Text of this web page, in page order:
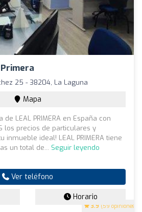
3.9 (59 opiniones)
25 - 38204, La Laguna
Mapa
LEAL PRIMERA en España con
los precios de particulares y
inmueble ideal! LEAL PRIMERA tiene
un total de... Seguir leyendo
Ver teléfono
Horario